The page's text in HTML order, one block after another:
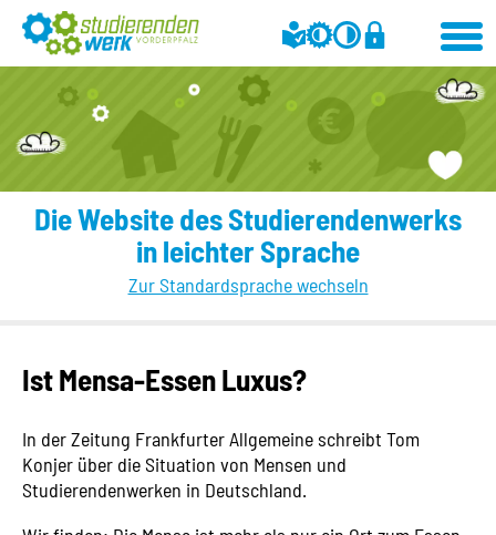
Die Website des Studierendenwerks
in leichter Sprache
Zur Standardsprache wechseln
Ist Mensa-Essen Luxus?
In der Zeitung Frankfurter Allgemeine schreibt Tom
Konjer über die Situation von Mensen und
Studierendenwerken in Deutschland.